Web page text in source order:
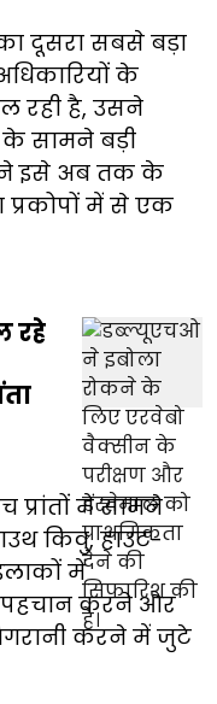
दूसरा सबसे बड़ा
के
रही है, उसने
सामने बड़ी
ने इसे अब तक के
में से एक
रहे
प्रांतों में सामने
किवु, हाउट-
में
पहचान करने और
करने में जुटे